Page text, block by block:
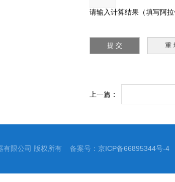
请输入计算结果（填写阿拉伯
上一篇：
限公司 版权所有 备案号： 京ICP备66895344号-4